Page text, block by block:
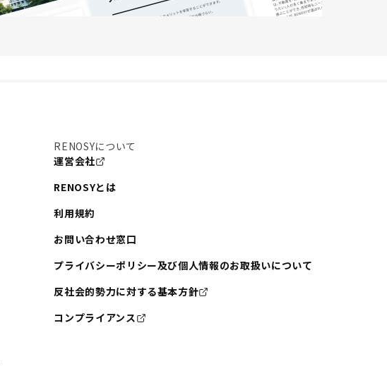
RENOSYについて
運営会社
RENOSYとは
利用規約
お問い合わせ窓口
プライバシーポリシー及び個人情報のお取扱いについて
反社会的勢力に対する基本方針
コンプライアンス